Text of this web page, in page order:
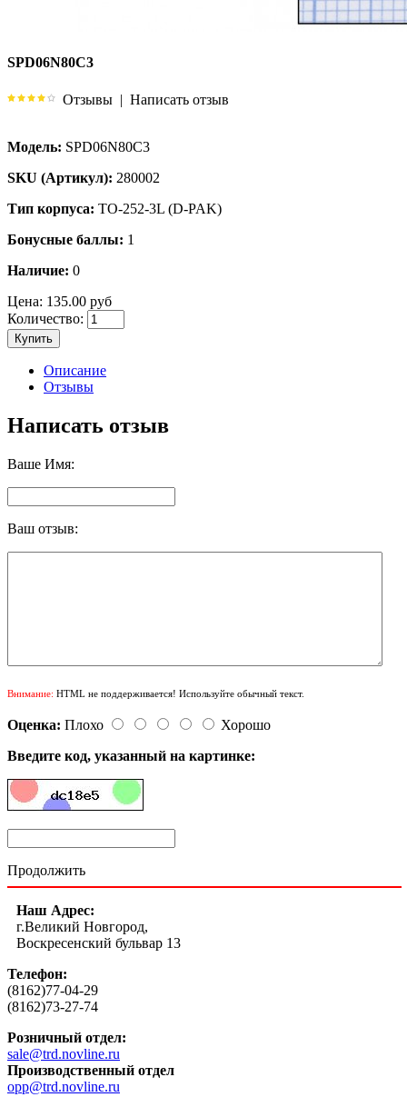
SPD06N80C3
Отзывы | Написать отзыв
Модель: SPD06N80C3
SKU (Артикул): 280002
Тип корпуса: TO-252-3L (D-PAK)
Бонусные баллы: 1
Наличие: 0
Цена: 135.00 руб
Количество:
Купить
Описание
Отзывы
Написать отзыв
Ваше Имя:
Ваш отзыв:
Внимание: HTML не поддерживается! Используйте обычный текст.
Оценка: Плохо
Хорошо
Введите код, указанный на картинке:
Продолжить
Наш Адрес:
г.Великий Новгород,
Воскресенский бульвар 13
Телефон:
(8162)77-04-29
(8162)73-27-74
Розничный отдел:
sale@trd.novline.ru
Производственный отдел
opp@trd.novline.ru